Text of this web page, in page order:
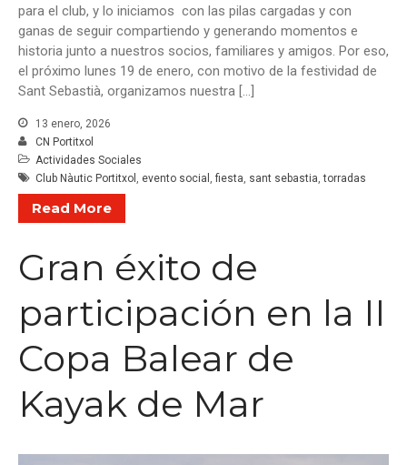
para el club, y lo iniciamos con las pilas cargadas y con
ganas de seguir compartiendo y generando momentos e
historia junto a nuestros socios, familiares y amigos. Por eso,
el próximo lunes 19 de enero, con motivo de la festividad de
Sant Sebastià, organizamos nuestra […]
13 enero, 2026
CN Portitxol
Actividades Sociales
Club Nàutic Portitxol , evento social , fiesta, sant sebastia,torradas
Read More
Gran éxito de
participación en la II
Copa Balear de
Kayak de Mar